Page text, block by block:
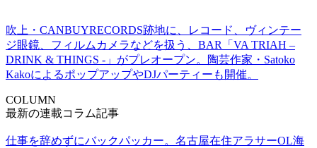
吹上・CANBUYRECORDS跡地に、レコード、ヴィンテー
ジ眼鏡、フィルムカメラなどを扱う、BAR「VA TRIAH –
DRINK & THINGS -」がプレオープン。陶芸作家・Satoko
KakoによるポップアップやDJパーティーも開催。
COLUMN
最新の連載コラム記事
仕事を辞めずにバックパッカー。名古屋在住アラサーOL海